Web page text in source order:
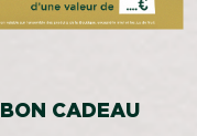
BON CADEAU